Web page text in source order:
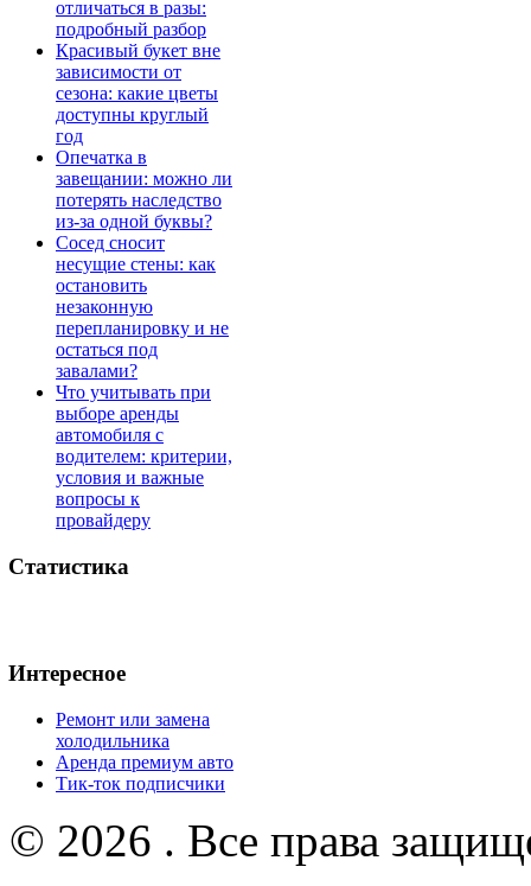
отличаться в разы:
подробный разбор
Красивый букет вне
зависимости от
сезона: какие цветы
доступны круглый
год
Опечатка в
завещании: можно ли
потерять наследство
из-за одной буквы?
Сосед сносит
несущие стены: как
остановить
незаконную
перепланировку и не
остаться под
завалами?
Что учитывать при
выборе аренды
автомобиля с
водителем: критерии,
условия и важные
вопросы к
провайдеру
Статистика
Интересное
Ремонт или замена
холодильника
Аренда премиум авто
Тик-ток подписчики
© 2026 . Все права